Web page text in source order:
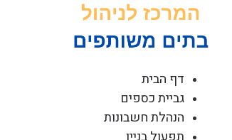
דף הבית
גביית כספים
הנהלת חשבונות